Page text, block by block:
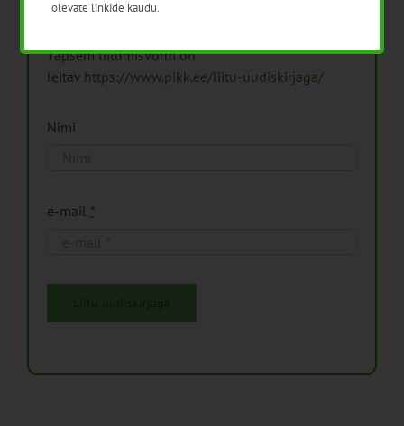
Täpsem liitumisvorm on
leitav https://www.pikk.ee/liitu-uudiskirjaga/
Nimi
e-mail *
olevate linkide kaudu.